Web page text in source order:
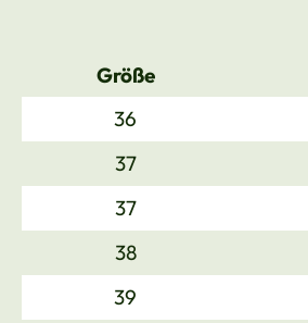
Größe
36
37
37
38
39